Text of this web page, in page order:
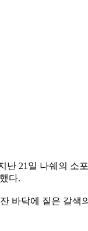
난 21일 나쉐의 소
다.
바닥에 짙은 갈색